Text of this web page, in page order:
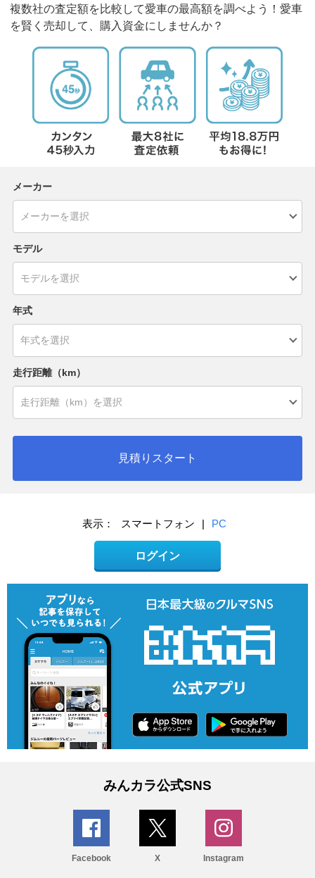
複数社の査定額を比較して愛車の最高額を調べよう！愛車
を賢く売却して、購入資金にしませんか？
メーカー
モデル
年式
走行距離（km）
見積りスタート
表示： スマートフォン | PC
ログイン
みんカラ公式SNS
Facebook X Instagram